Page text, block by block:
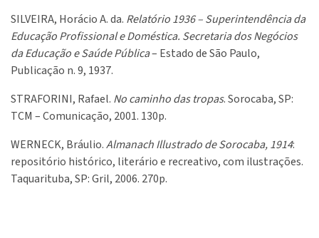
SILVEIRA, Horácio A. da. Relatório 1936 – Superintendência da
Educação Profissional e Doméstica. Secretaria dos Negócios
da Educação e Saúde Pública– Estado de São Paulo,
Publicação n. 9, 1937.
STRAFORINI, Rafael. No caminho das tropas. Sorocaba, SP:
TCM – Comunicação, 2001. 130p.
WERNECK, Bráulio.Almanach Illustrado de Sorocaba, 1914:
repositório histórico, literário e recreativo, com ilustrações.
Taquarituba, SP: Gril, 2006. 270p.